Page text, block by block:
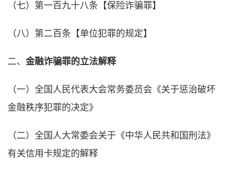
（七）第一百九十八条【保险诈骗罪】
（八）第二百条【单位犯罪的规定】
二、 金融诈骗罪的立法解释
（一）全国人民代表大会常务委员会《关于惩治破坏
金融秩序犯罪的决定》
（二）全国人大常委会关于《中华人民共和国刑法》
有关信用卡规定的解释